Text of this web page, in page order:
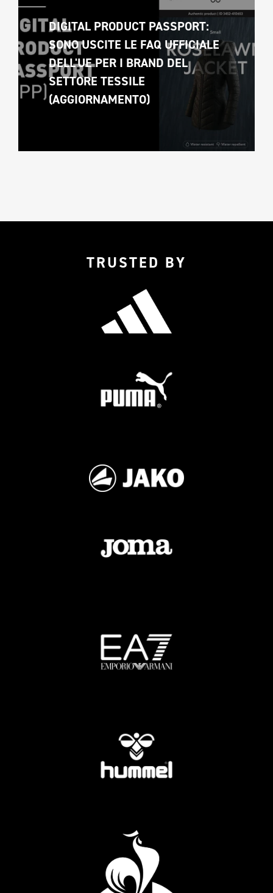
DIGITAL PRODUCT PASSPORT:
SONO USCITE LE FAQ UFFICIALE
DELL'UE PER I BRAND DEL
SETTORE TESSILE
(AGGIORNAMENTO)
TRUSTED BY